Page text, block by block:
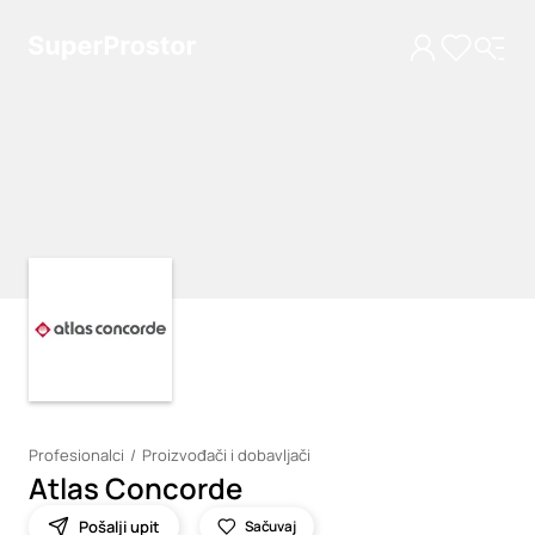
Profesionalci Proizvođači i dobavljači
Atlas Concorde
Pošalji upit Sačuvaj